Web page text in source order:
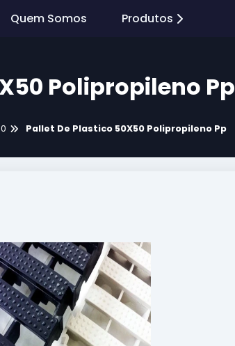
Quem Somos Produtos
Polipropileno Pp
Pallet De Plastico 50X50 Polipropileno Pp